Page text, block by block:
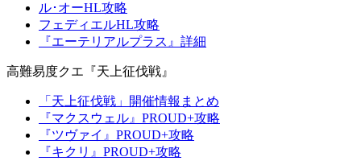
ル･オーHL攻略
フェディエルHL攻略
『エーテリアルプラス』詳細
高難易度クエ『天上征伐戦』
「天上征伐戦」開催情報まとめ
『マクスウェル』PROUD+攻略
『ツヴァイ』PROUD+攻略
『キクリ』PROUD+攻略